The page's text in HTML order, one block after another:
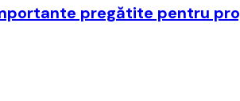
pregătite pentru